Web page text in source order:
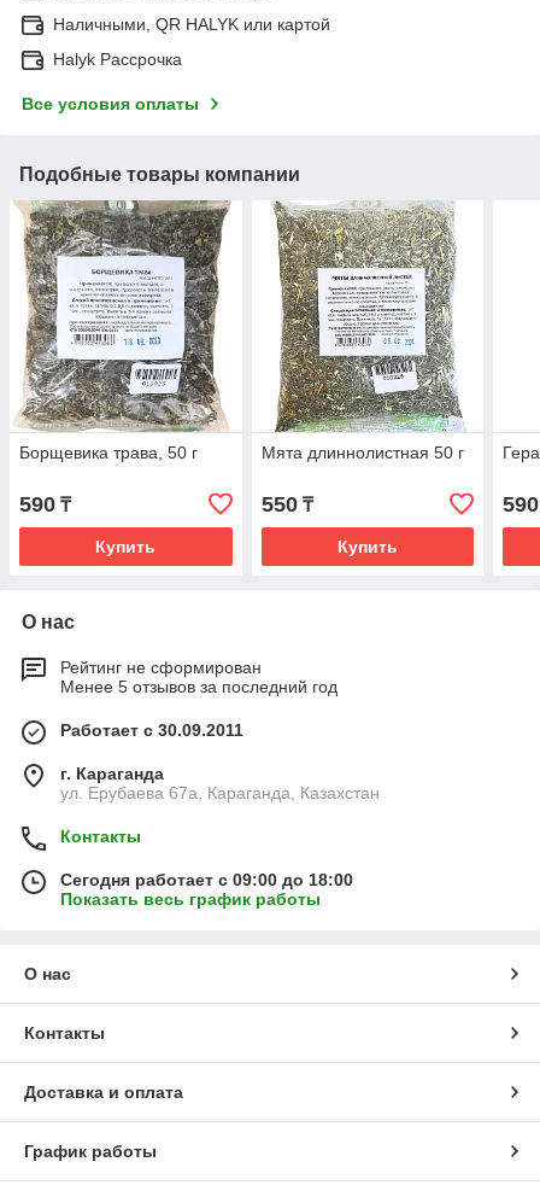
Наличными, QR HALYK или картой
Halyk Рассрочка
Все условия оплаты
Подобные товары компании
Борщевика трава, 50 г
590 ₸
Купить
Мята длиннолистная 50 г
550₸
Купить
590
О нас
Рейтинг не сформирован
Менее 5 отзывов за последний год
Работает с 30.09.2011
г. Караганда
ул. Ерубаева 67а, Караганда, Казахстан
Контакты
Сегодня работает с 09:00 до 18:00
Показать весь график работы
О нас
Контакты
Доставка и оплата
График работы